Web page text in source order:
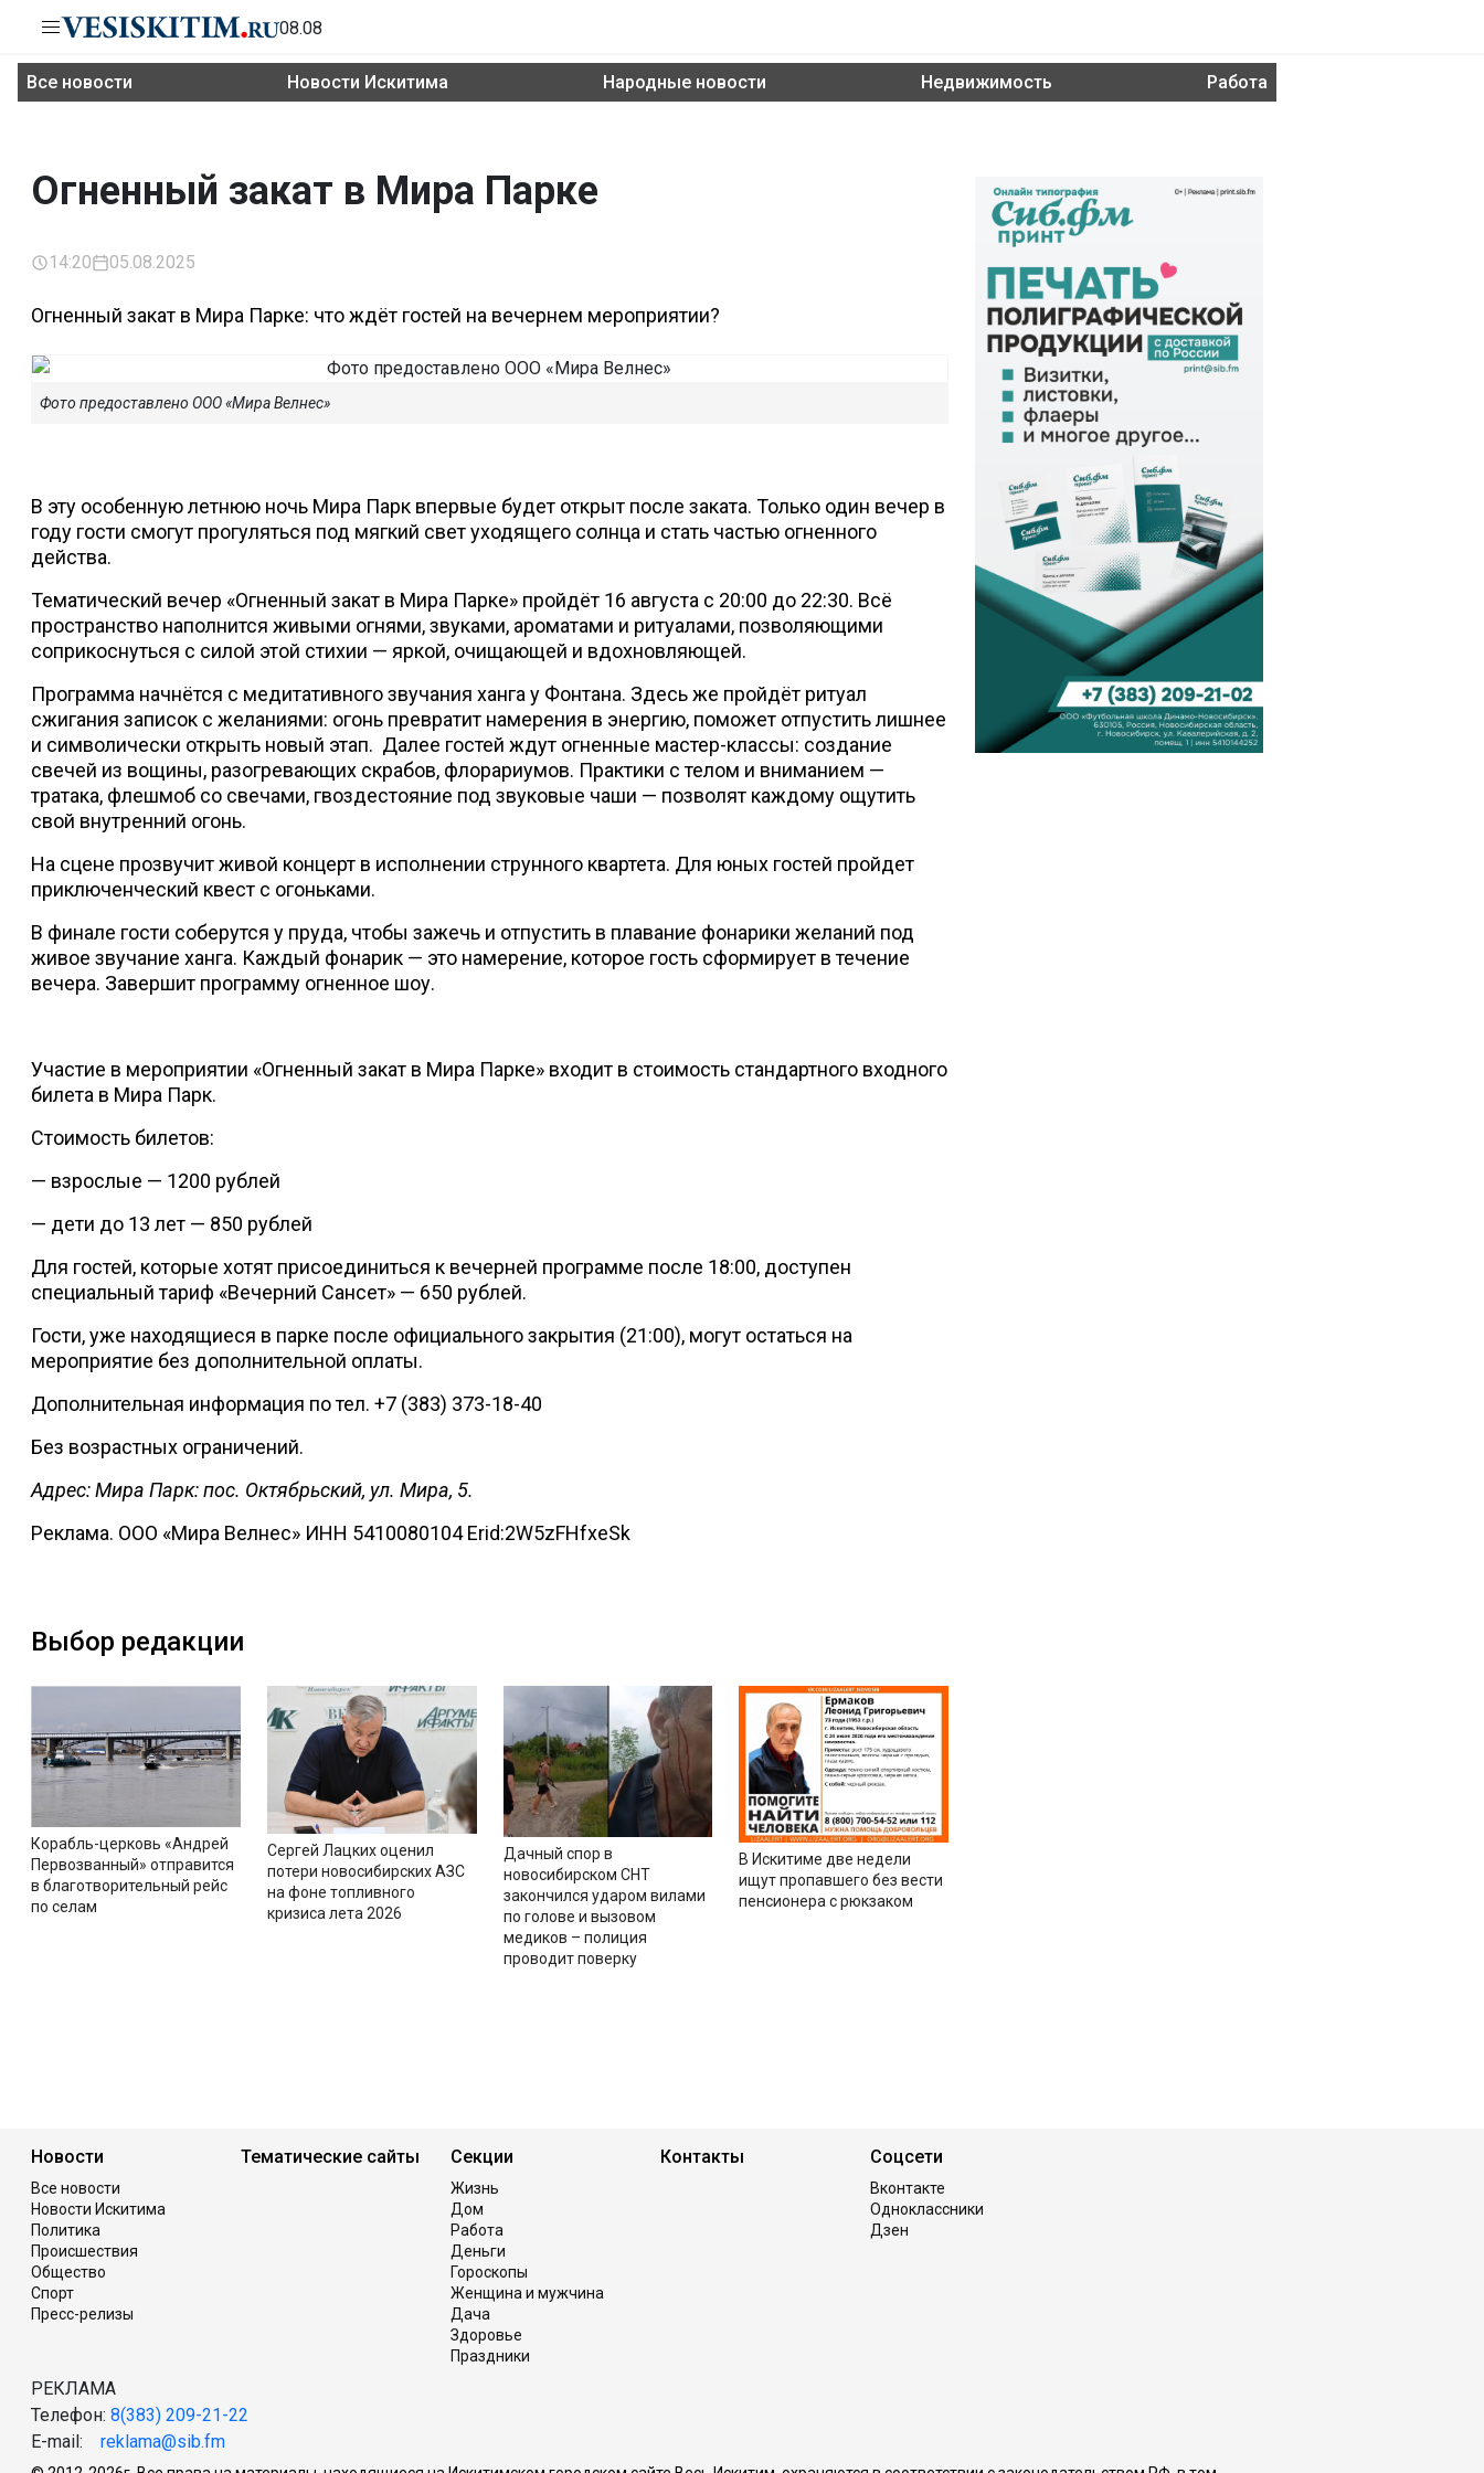
08.08
Все новости Новости Искитима Народные новости Недвижимость Работа
Огненный закат в Мира Парке
14:20 05.08.2025
Огненный закат в Мира Парке: что ждёт гостей на вечернем мероприятии?
Фото предоставлено ООО «Мира Велнес»
В эту особенную летнюю ночь Мира Парк впервые будет открыт после заката. Только один вечер в
году гости смогут прогуляться под мягкий свет уходящего солнца и стать частью огненного
действа.
Тематический вечер «Огненный закат в Мира Парке» пройдёт 16 августа с 20:00 до 22:30. Всё
пространство наполнится живыми огнями, звуками, ароматами и ритуалами, позволяющими
соприкоснуться с силой этой стихии — яркой, очищающей и вдохновляющей.
Программа начнётся с медитативного звучания ханга у Фонтана. Здесь же пройдёт ритуал
сжигания записок с желаниями: огонь превратит намерения в энергию, поможет отпустить лишнее
и символически открыть новый этап. Далее гостей ждут огненные мастер-классы: создание
свечей из вощины, разогревающих скрабов, флорариумов. Практики с телом и вниманием —
тратака, флешмоб со свечами, гвоздестояние под звуковые чаши — позволят каждому ощутить
свой внутренний огонь.
На сцене прозвучит живой концерт в исполнении струнного квартета. Для юных гостей пройдет
приключенческий квест с огоньками.
В финале гости соберутся у пруда, чтобы зажечь и отпустить в плавание фонарики желаний под
живое звучание ханга. Каждый фонарик — это намерение, которое гость сформирует в течение
вечера. Завершит программу огненное шоу.
Участие в мероприятии «Огненный закат в Мира Парке» входит в стоимость стандартного входного
билета в Мира Парк.
Стоимость билетов:
— взрослые — 1200 рублей
— дети до 13 лет — 850 рублей
Для гостей, которые хотят присоединиться к вечерней программе после 18:00, доступен
специальный тариф «Вечерний Сансет» — 650 рублей.
Гости, уже находящиеся в парке после официального закрытия (21:00), могут остаться на
мероприятие без дополнительной оплаты.
Дополнительная информация по тел. +7 (383) 373-18-40
Без возрастных ограничений.
Адрес: Мира Парк: пос. Октябрьский, ул. Мира, 5.
Реклама. ООО «Мира Велнес» ИНН 5410080104 Erid:2W5zFHfxeSk
Выбор редакции
Корабль-церковь «Андрей
Первозванный» отправится
в благотворительный рейс
по селам
Сергей Лацких оценил
потери новосибирских АЗС
на фоне топливного
кризиса лета 2026
Дачный спор в
новосибирском СНТ
закончился ударом вилами
по голове и вызовом
медиков – полиция
проводит поверку
В Искитиме две недели
ищут пропавшего без вести
пенсионера с рюкзаком
Новости
Все новости
Новости Искитима
Политика
Происшествия
Общество
Спорт
Пресс-релизы
Тематические сайты Секции
Жизнь
Дом
Работа
Деньги
Гороскопы
Женщина и мужчина
Дача
Здоровье
Праздники
Контакты Соцсети
Вконтакте
Одноклассники
Дзен
РЕКЛАМА
Телефон: 8(383) 209-21-22
E-mail: reklama@sib.fm